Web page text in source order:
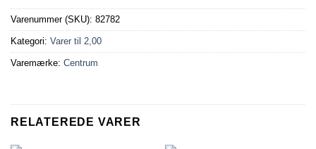
Varenummer (SKU): 82782
Kategori: Varer til 2,00
Varemærke: Centrum
RELATEREDE VARER